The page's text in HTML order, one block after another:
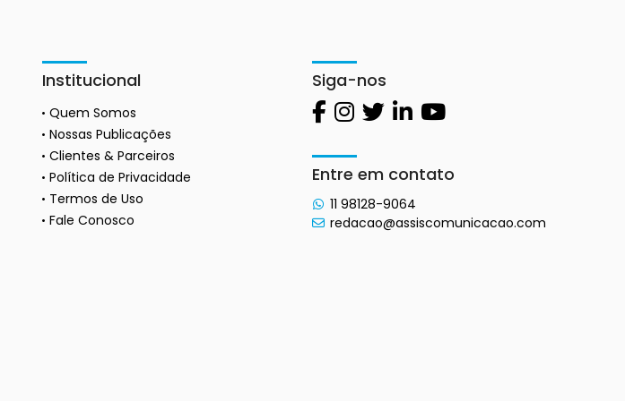
Institucional
Quem Somos
Nossas Publicações
Clientes & Parceiros
Política de Privacidade
Termos de Uso
Fale Conosco
Siga-nos
Entre em contato
11 98128-9064
redacao@assiscomunicacao.com